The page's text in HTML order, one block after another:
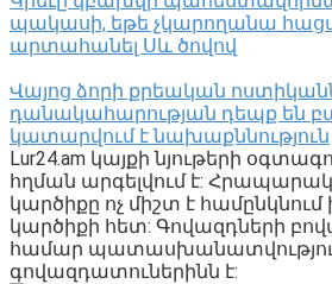
պակասի, եթե չկարողանա
արտահանել Սև ծովով
Վայոց ձորի քրեական
դանակահարության դեպք են
կատարվում է նախաքննություն
Lur24.am կայքի նյութերի
հղման արգելվում է:
կարծիքը ոչ միշտ է
կարծիքի հետ: Գովազդների
համար
գովազդատուներինն է: